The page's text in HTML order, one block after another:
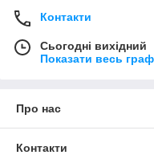
Контакти
Сьогодні вихідний
Показати весь
Про нас
Контакти